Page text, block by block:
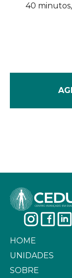
40
HOME
UNIDADES
SOBRE